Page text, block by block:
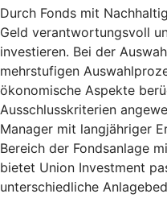
Durch Fonds mit
Geld verantwortungsvoll
investieren. Bei der
mehrstufigen
ökonomische Aspekte
Ausschlusskriterien
Manager mit langjähriger
Bereich der Fondsanlage
bietet Union Investment
unterschiedliche